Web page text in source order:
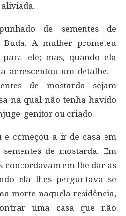
de sementes de
A mulher prometeu
ele; mas, quando ela
acrescentou um detalhe. –
de mostarda sejam
na qual não tenha havido
genitor ou criado.
e começou a ir de casa em
de mostarda. Em
concordavam em lhe dar as
ela lhes perguntava se
morte naquela residência,
uma casa que não